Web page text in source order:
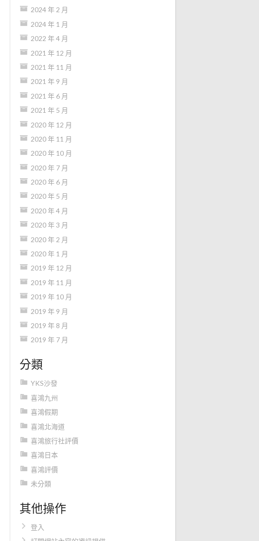
2024 年 2 月
2024 年 1 月
2022 年 4 月
2021 年 12 月
2021 年 11 月
2021 年 9 月
2021 年 6 月
2021 年 5 月
2020 年 12 月
2020 年 11 月
2020 年 10 月
2020 年 7 月
2020 年 6 月
2020 年 5 月
2020 年 4 月
2020 年 3 月
2020 年 2 月
2020 年 1 月
2019 年 12 月
2019 年 11 月
2019 年 10 月
2019 年 9 月
2019 年 8 月
2019 年 7 月
分類
YKS沙發
喜鴻九州
喜鴻假期
喜鴻北海道
喜鴻旅行社評價
喜鴻日本
喜鴻評價
未分類
其他操作
登入